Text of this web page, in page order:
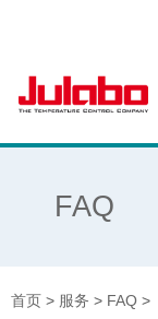
FAQ
首页 > 服务 > FAQ >